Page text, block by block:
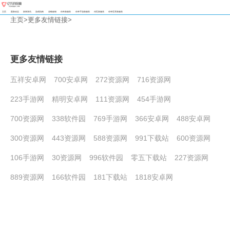
主页 最新动态 新闻资讯 游戏指南 攻略秘籍 传奇新服表 传奇手游新服表 传世新服表 传奇世界新服表
主页>更多友情链接>
更多友情链接
五祥安卓网 700安卓网 272资源网 716资源网
223手游网 精明安卓网 111资源网 454手游网
700资源网 338软件园 769手游网 366安卓网 488安卓网
300资源网 443资源网 588资源网 991下载站 600资源网
106手游网 30资源网 996软件园 零五下载站 227资源网
889资源网 166软件园 181下载站 1818安卓网